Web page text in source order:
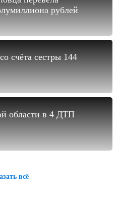
рублей
счёта сестры 144
области в 4 ДТП
всё